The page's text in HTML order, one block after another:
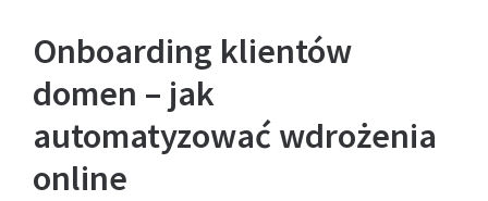
Onboarding klientów
domen – jak
automatyzować wdrożenia
online